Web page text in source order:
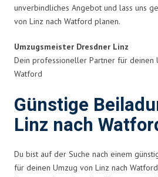
unverbindliches Angebot und lass uns
von Linz nach Watford planen.
Umzugsmeister Dresdner Linz
Dein professioneller Partner für deinen
Watford
Günstige
Linz nach
Du bist auf der Suche nach einem
für deinen Umzug von Linz nach